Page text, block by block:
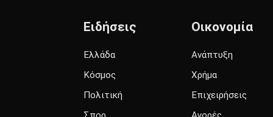
Ειδήσεις
Ελλάδα
Κόσμος
Πολιτική
Οικονομία
Ανάπτυξη
Χρήμα
Επιχειρήσεις